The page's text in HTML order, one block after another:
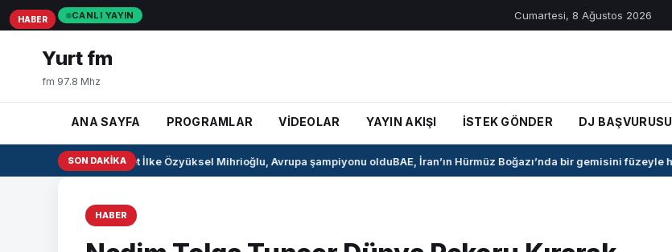
CANLI YAYIN Cumartesi, 8 Ağustos 2026
Yurt fm
fm 97.8 Mhz
ANA SAYFA PROGRAMLAR VİDEOLAR YAYIN AKIŞI İSTEK GÖNDER DJ BAŞVURUSU
SON DAKIKA
Milli pentatlet İlke Özyüksel Mihrioğlu, Avrupa şampiyonu olduBAE, İran’ın Hürmüz Boğazı’nda bir gemisini füzeyle
HABER
HABER
HABER
HABER